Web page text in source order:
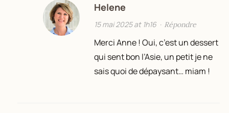
Helene
15 mai 2025 at 1h16· Répondre
Merci Anne ! Oui, c’est un dessert
qui sent bon l’Asie, un petit je ne
sais quoi de dépaysant… miam !